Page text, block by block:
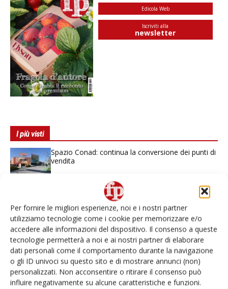
Per fornire le migliori esperienze, noi e i nostri partner
utilizziamo tecnologie come i cookie per memorizzare e/o
accedere alle informazioni del dispositivo. Il consenso a queste
tecnologie permetterà a noi e ai nostri partner di elaborare
dati personali come il comportamento durante la navigazione
o gli ID univoci su questo sito e di mostrare annunci (non)
personalizzati. Non acconsentire o ritirare il consenso può
influire negativamente su alcune caratteristiche e funzioni.
Edicola Web
Iscriviti alla
newsletter
I più visti
Spazio Conad: continua la conversione dei punti di
vendita
Non è una susina: è Metis… e può rivoluzionare la
Andamento prezzi ortofrutta in Italia al 27 luglio
2026
Leonardo Odorizzi: “Dobbiamo creare stupore nel
punto di vendita” #vocidellortofrutta